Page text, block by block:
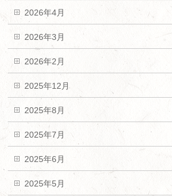
2026年4月
2026年3月
2026年2月
2025年12月
2025年8月
2025年7月
2025年6月
2025年5月